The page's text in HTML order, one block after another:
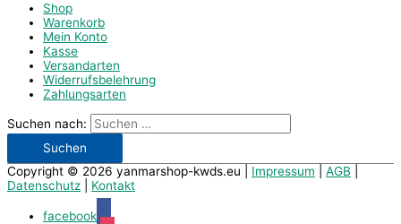
Shop
Warenkorb
Mein Konto
Kasse
Versandarten
Widerrufsbelehrung
Zahlungsarten
Suchen nach:
Copyright © 2026 yanmarshop-kwds.eu Impressum AGB
Datenschutz
Kontakt
facebook